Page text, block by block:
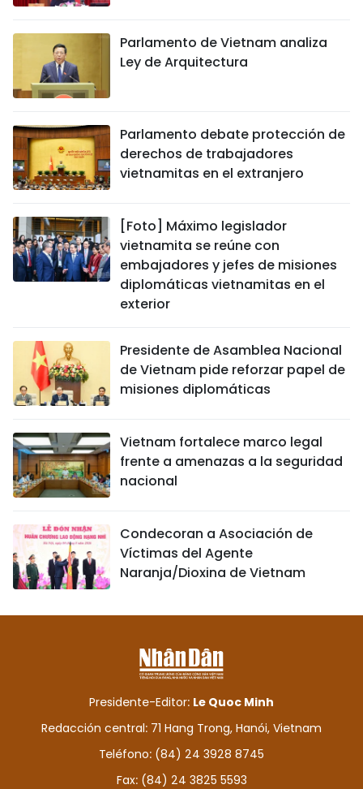
Parlamento de Vietnam analiza
Ley de Arquitectura
Parlamento debate protección de
derechos de trabajadores
vietnamitas en el extranjero
[Foto] Máximo legislador
vietnamita se reúne con
embajadores y jefes de misiones
diplomáticas vietnamitas en el
exterior
Presidente de Asamblea Nacional
de Vietnam pide reforzar papel de
misiones diplomáticas
Vietnam fortalece marco legal
frente a amenazas a la seguridad
nacional
Condecoran a Asociación de
Víctimas del Agente
Naranja/Dioxina de Vietnam
Presidente-Editor: Le Quoc Minh
Redacción central: 71 Hang Trong, Hanói, Vietnam
Teléfono: (84) 24 3928 8745
Fax: (84) 24 3825 5593